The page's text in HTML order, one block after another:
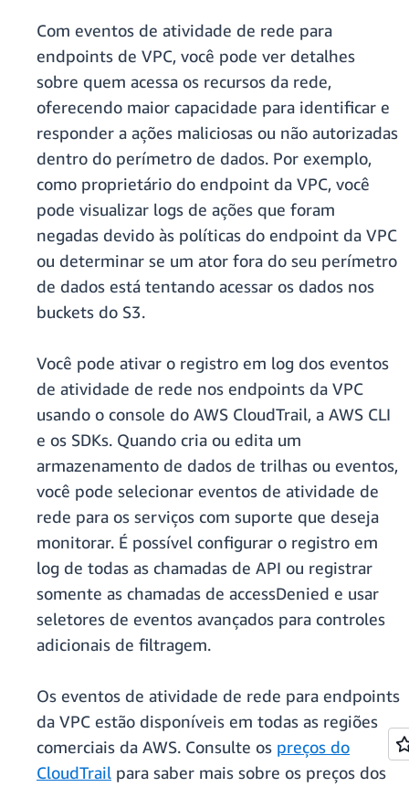
Com eventos de atividade de rede para
endpoints de VPC, você pode ver detalhes
sobre quem acessa os recursos da rede,
oferecendo maior capacidade para identificar e
responder a ações maliciosas ou não autorizadas
dentro do perímetro de dados. Por exemplo,
como proprietário do endpoint da VPC, você
pode visualizar logs de ações que foram
negadas devido às políticas do endpoint da VPC
ou determinar se um ator fora do seu perímetro
de dados está tentando acessar os dados nos
buckets do S3.
Você pode ativar o registro em log dos eventos
de atividade de rede nos endpoints da VPC
usando o console do AWS CloudTrail, a AWS CLI
e os SDKs. Quando cria ou edita um
armazenamento de dados de trilhas ou eventos,
você pode selecionar eventos de atividade de
rede para os serviços com suporte que deseja
monitorar. É possível configurar o registro em
log de todas as chamadas de API ou registrar
somente as chamadas de accessDenied e usar
seletores de eventos avançados para controles
adicionais de filtragem.
Os eventos de atividade de rede para endpoints
da VPC estão disponíveis em todas as regiões
comerciais da AWS. Consulte os preços do
CloudTrail para saber mais sobre os preços dos